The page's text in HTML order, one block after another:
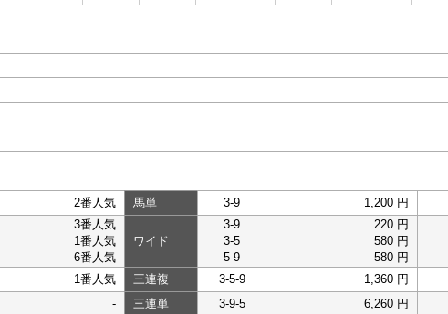
2番人気 馬単 3-9 1,200 円
3番人気
1番人気
6番人気
ワイド
3-9
3-5
5-9
220 円
580 円
580 円
1番人気 三連複 3-5-9 1,360 円
- 三連単 3-9-5 6,260 円